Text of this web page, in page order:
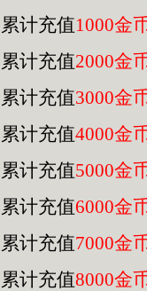
累计充值1000金
累计充值2000金
累计充值3000金
累计充值4000金
累计充值5000金
累计充值6000金
累计充值7000金
累计充值8000金